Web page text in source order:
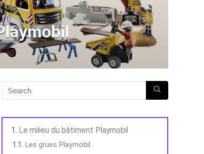
Le milieu du bâtiment Playmobil
Les grues Playmobil